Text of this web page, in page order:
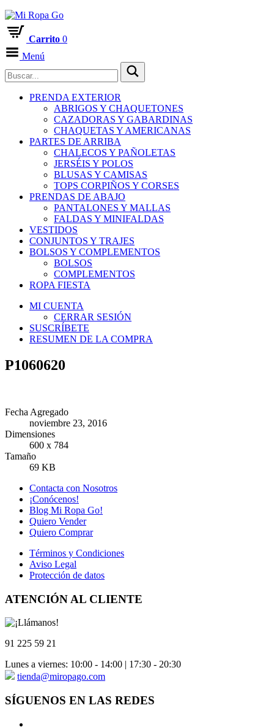
Carrito 0
Menú
PRENDA EXTERIOR
ABRIGOS Y CHAQUETONES
CAZADORAS Y GABARDINAS
CHAQUETAS Y AMERICANAS
PARTES DE ARRIBA
CHALECOS Y PAÑOLETAS
JERSÉIS Y POLOS
BLUSAS Y CAMISAS
TOPS CORPIÑOS Y CORSES
PRENDAS DE ABAJO
PANTALONES Y MALLAS
FALDAS Y MINIFALDAS
VESTIDOS
CONJUNTOS Y TRAJES
BOLSOS Y COMPLEMENTOS
BOLSOS
COMPLEMENTOS
ROPA FIESTA
MI CUENTA
CERRAR SESIÓN
SUSCRÍBETE
RESUMEN DE LA COMPRA
P1060620
Fecha Agregado
noviembre 23, 2016
Dimensiones
600 x 784
Tamaño
69 KB
Contacta con Nosotros
¡Conócenos!
Blog Mi Ropa Go!
Quiero Vender
Quiero Comprar
Términos y Condiciones
Aviso Legal
Protección de datos
ATENCIÓN AL CLIENTE
91 225 59 21
Lunes a viernes: 10:00 - 14:00 | 17:30 - 20:30
tienda@miropago.com
SÍGUENOS EN LAS REDES